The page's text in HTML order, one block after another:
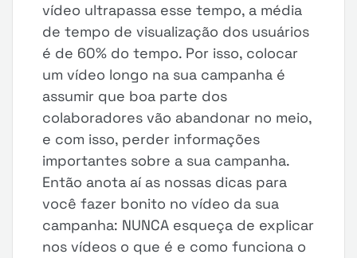
vídeo ultrapassa esse tempo, a média
de tempo de visualização dos usuários
é de 60% do tempo. Por isso, colocar
um vídeo longo na sua campanha é
assumir que boa parte dos
colaboradores vão abandonar no meio,
e com isso, perder informações
importantes sobre a sua campanha.
Então anota aí as nossas dicas para
você fazer bonito no vídeo da sua
campanha: NUNCA esqueça de explicar
nos vídeos o que é e como funciona o